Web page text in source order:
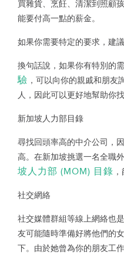
買雜貨、烹飪、清潔到照顧
能要付高一點的薪金。
如果你需要特定的要求，建
換句話說，如果你有特別的
驗 ，可以向你的親戚和朋友
人，因此可以更好地幫助你
新加坡人力部目錄
尋找回頭率高的中介公司，
高。在新加坡挑選一名全職
坡人力部 (MOM) 目錄
社交網絡
社交媒體群組等線上網絡也
友可能隨時準備好將他們的
下。由於她曾為你的朋友工